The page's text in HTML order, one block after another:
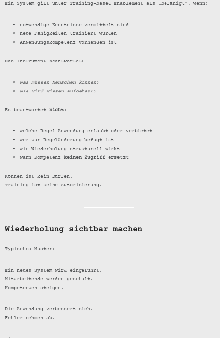
Ein System gilt unter Training-based Enablement als „befähigt“, wenn:
notwendige Kenntnisse vermittelt sind
neue Fähigkeiten trainiert wurden
Anwendungskompetenz vorhanden ist
Das Instrument beantwortet:
Was müssen Menschen können?
Wie wird Wissen aufgebaut?
Es beantwortet nicht:
welche Regel Anwendung erlaubt oder verbietet
wer zur Regeländerung befugt ist
wie Wiederholung strukturell wirkt
wann Kompetenz keinen Zugriff ersetzt
Können ist kein Dürfen.
Training ist keine Autorisierung.
Wiederholung sichtbar machen
Typisches Muster:
Ein neues System wird eingeführt.
Mitarbeitende werden geschult.
Kompetenzen steigen.
Die Anwendung verbessert sich.
Fehler nehmen ab.